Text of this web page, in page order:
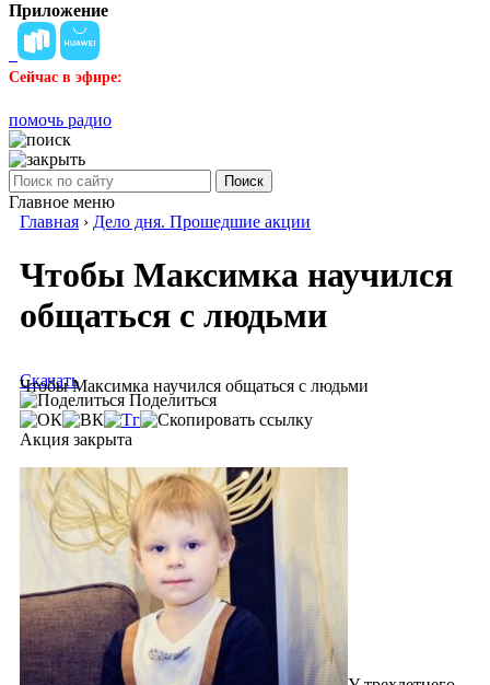
Приложение
Сейчас в эфире:
помочь радио
Поиск
Главное меню
Главная › Дело дня. Прошедшие акции
Чтобы Максимка научился
общаться с людьми
Чтобы Максимка научился общаться с людьми
Скачать
Поделиться
Акция закрыта